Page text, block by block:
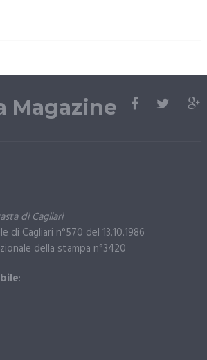
Magazine
di Cagliari
di Cagliari n°570 del 13.10.1986
della stampa n°3420
: